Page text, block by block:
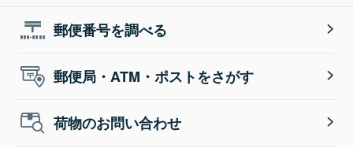
郵便番号を調べる
郵便局・ATM・ポストをさがす
荷物のお問い合わせ